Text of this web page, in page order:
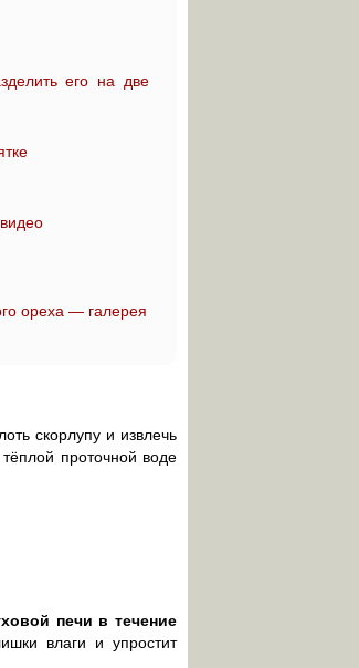
его на две
ореха — галерея
скорлупу и извлечь
проточной воде
печи в течение
влаги и упростит